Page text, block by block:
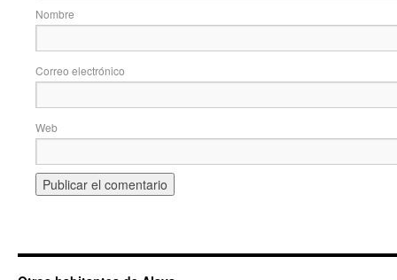
Nombre
Correo electrónico
Web